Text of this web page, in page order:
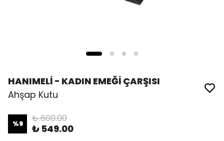
HANIMELİ - KADIN EMEĞİ ÇARŞISI
Ahşap Kutu
%9 ₺ 600.00
₺ 549.00